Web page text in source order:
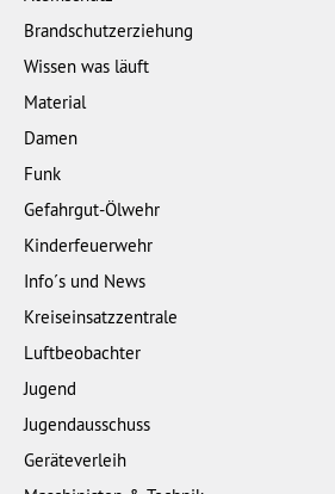
Brandschutzerziehung
Wissen was läuft
Material
Damen
Funk
Gefahrgut-Ölwehr
Kinderfeuerwehr
Info´s und News
Kreiseinsatzzentrale
Luftbeobachter
Jugend
Jugendausschuss
Geräteverleih